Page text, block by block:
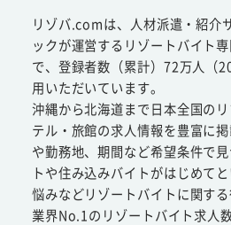
リゾバ.comは、人材派遣・紹介
ックが運営するリゾートバイト
で、登録者数（累計）72万人（
用いただいています。
沖縄から北海道まで日本全国の
テル・旅館の求人情報を豊富に
や勤務地、期間など希望条件で
トや住み込みバイトがはじめて
悩みなどリゾートバイトに関す
業界No.1のリゾートバイト求人